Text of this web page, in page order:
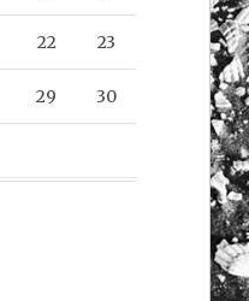
22 23
29 30